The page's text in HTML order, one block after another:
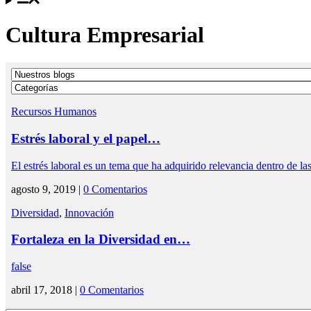
Cultura Empresarial
Recursos Humanos
Estrés laboral y el papel…
El estrés laboral es un tema que ha adquirido relevancia dentro de
agosto 9, 2019 | 0 Comentarios
Diversidad, Innovación
Fortaleza en la Diversidad en…
false
abril 17, 2018 | 0 Comentarios